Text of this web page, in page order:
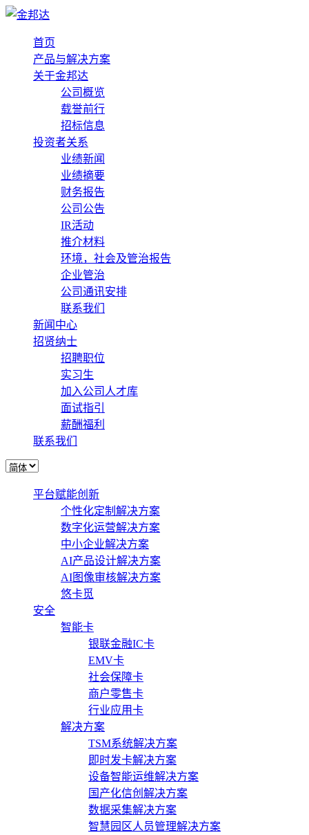
首页
产品与解决方案
关于金邦达
公司概览
载誉前行
招标信息
投资者关系
业绩新闻
业绩摘要
财务报告
公司公告
IR活动
推介材料
环境，社会及管治报告
企业管治
公司通讯安排
联系我们
新闻中心
招贤纳士
招聘职位
实习生
加入公司人才库
面试指引
薪酬福利
联系我们
平台赋能创新
个性化定制解决方案
数字化运营解决方案
中小企业解决方案
AI产品设计解决方案
AI图像审核解决方案
悠卡觅
安全
智能卡
银联金融IC卡
EMV卡
社会保障卡
商户零售卡
行业应用卡
解决方案
TSM系统解决方案
即时发卡解决方案
设备智能运维解决方案
国产化信创解决方案
数据采集解决方案
智慧园区人员管理解决方案